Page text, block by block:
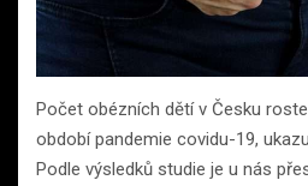
Počet obézních dětí v Česku
období pandemie covidu-19,
Podle výsledků studie je u nás